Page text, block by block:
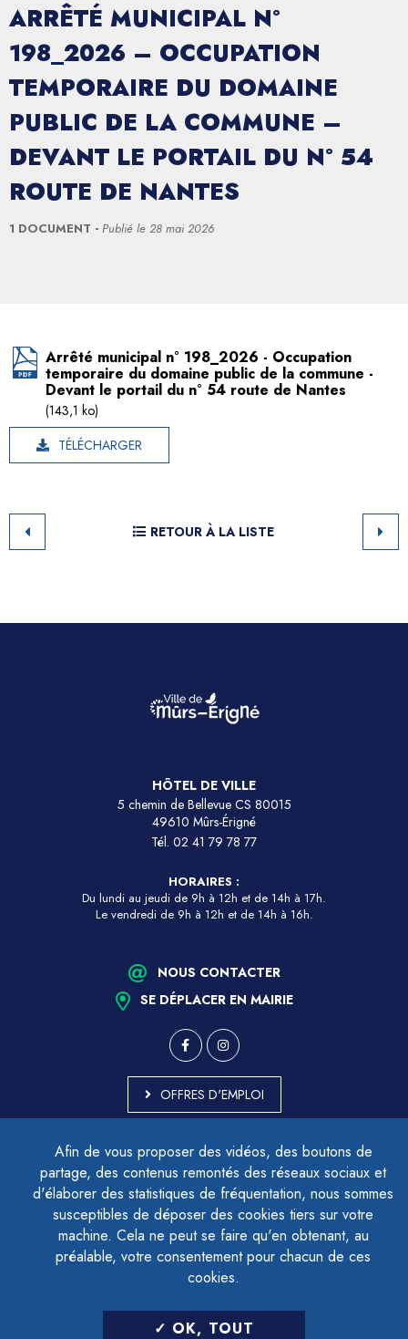
Afin de vous proposer des vidéos, des boutons de
partage, des contenus remontés des réseaux sociaux et
d'élaborer des statistiques de fréquentation, nous sommes
susceptibles de déposer des cookies tiers sur votre
machine. Cela ne peut se faire qu'en obtenant, au
préalable, votre consentement pour chacun de ces
cookies.
OK, TOUT
ARRÊTÉ MUNICIPAL N°
198_2026 – OCCUPATION
TEMPORAIRE DU DOMAINE
PUBLIC DE LA COMMUNE –
DEVANT LE PORTAIL DU N° 54
ROUTE DE NANTES
1 DOCUMENT Publié le 28 mai 2026
Arrêté municipal n° 198_2026 - Occupation
temporaire du domaine public de la commune -
Devant le portail du n° 54 route de Nantes
(143,1 ko)
TÉLÉCHARGER
RETOUR À LA LISTE
HÔTEL DE VILLE
5 chemin de Bellevue CS 80015
49610 Mûrs-Érigné
Tél. 02 41 79 78 77
HORAIRES :
Du lundi au jeudi de 9h à 12h et de 14h à 17h.
Le vendredi de 9h à 12h et de 14h à 16h.
NOUS CONTACTER
SE DÉPLACER EN MAIRIE
OFFRES D'EMPLOI
ACCESSIBILITÉ - PARTIELLEMENT CONFORME
PLAN DU SITE
MENTIONS LÉGALES
CONTACTER LE DÉLÉGUÉ À LA PROTECTION DES DONNÉES
GESTION DES COOKIES
LETTRE D'INFORMATION